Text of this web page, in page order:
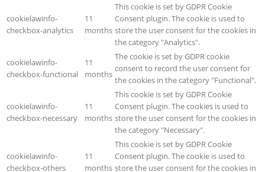
cookielawinfo-
checkbox-analytics
11
months
This cookie is set by GDPR Cookie
Consent plugin. The cookie is used to
store the user consent for the cookies in
the category "Analytics".
cookielawinfo-
checkbox-functional
11
months
The cookie is set by GDPR cookie
consent to record the user consent for
the cookies in the category "Functional".
cookielawinfo-
checkbox-necessary
11
months
This cookie is set by GDPR Cookie
Consent plugin. The cookies is used to
store the user consent for the cookies in
the category "Necessary".
cookielawinfo-
checkbox-others
11
months
This cookie is set by GDPR Cookie
Consent plugin. The cookie is used to
store the user consent for the cookies in